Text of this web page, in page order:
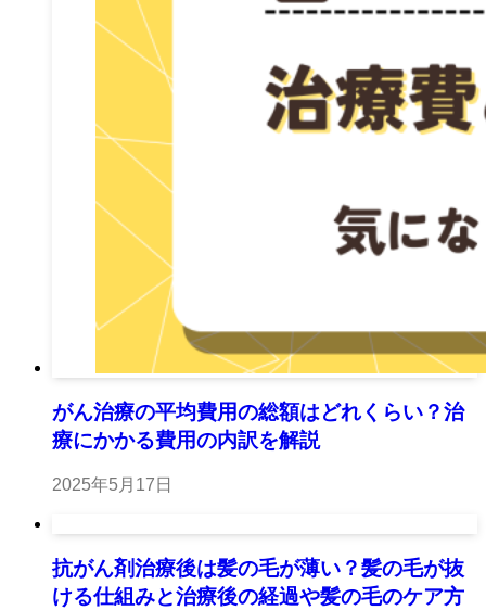
がん治療の平均費用の総額はどれくらい？治
療にかかる費用の内訳を解説
2025年5月17日
抗がん剤治療後は髪の毛が薄い？髪の毛が抜
ける仕組みと治療後の経過や髪の毛のケア方